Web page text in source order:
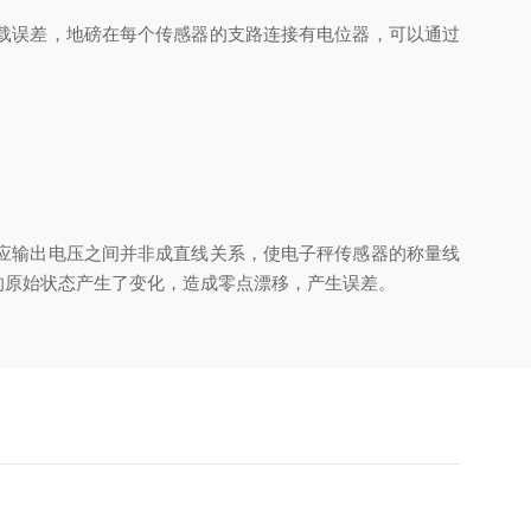
差，地磅在每个传感器的支路连接有电位器，可以通过
出电压之间并非成直线关系，使电子秤传感器的称量线
始状态产生了变化，造成零点漂移，产生误差。